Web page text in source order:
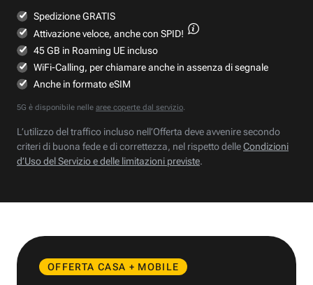
Spedizione GRATIS
Attivazione veloce, anche con SPID!
45 GB in Roaming UE incluso
WiFi-Calling, per chiamare anche in assenza di segnale
Anche in formato eSIM
5G è disponibile nelle aree coperte dal servizio.
L’utilizzo del traffico incluso nell’Offerta deve avvenire secondo
criteri di buona fede e di correttezza, nel rispetto delleCondizioni
d’Uso del Servizio e delle limitazioni previste.
OFFERTA CASA + MOBILE